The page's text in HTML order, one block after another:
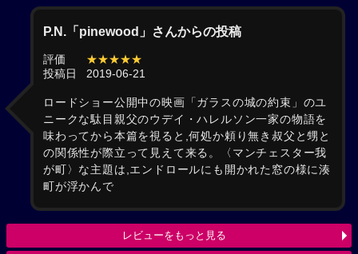
P.N.「pinewood」さんからの投稿
評価
★★★★★
投稿日
2019-06-21
ロードショー公開中の映画「ガラスの城の約束」のユ
ニークな駄目親父のウデイ・ハレルソン一家の物語を
味わってから本篇を視ると,何処か頼り無き叔父と甥と
の関係性が際立って見えて来る。〈マンチェスター我
が町〉な主題は,エンドロールにも開かれた窓の様に湊
町が浮かんで
レビューをもっと見る